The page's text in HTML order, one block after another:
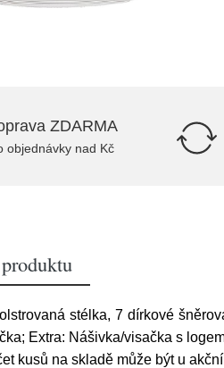
ZDARMA
objednávky nad Kč
stélka, 7 dírkové
Extra: Nášivka/visačka s
kusů na skladě může být u